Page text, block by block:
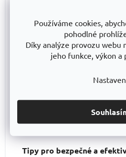
Používáme cookies,
pohodlné
Díky analýze provozu webu
jeho funkce, výkon a
Bezkonkurenční poměr
zpracování za férovou cenu.
📌Podpora české výroby–
produkce a technologického
spolehněte se, že vaše skladové
S TRESTLESsi pořizujete nejen
záruku kvality a dlouhodobé
Tipy pro bezpečné a